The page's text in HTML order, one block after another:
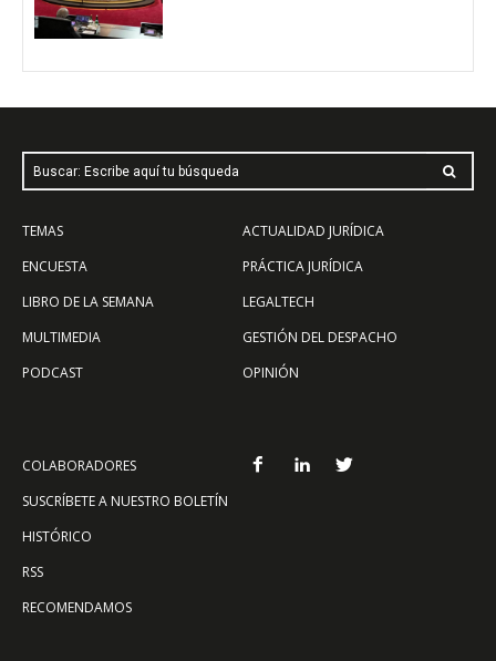
Buscar: Escribe aquí tu búsqueda
TEMAS
ENCUESTA
LIBRO DE LA SEMANA
MULTIMEDIA
PODCAST
ACTUALIDAD JURÍDICA
PRÁCTICA JURÍDICA
LEGALTECH
GESTIÓN DEL DESPACHO
OPINIÓN
COLABORADORES
SUSCRÍBETE A NUESTRO BOLETÍN
HISTÓRICO
RSS
RECOMENDAMOS